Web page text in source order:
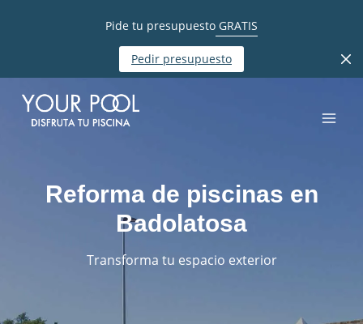
Pide tu presupuesto GRATIS
Pedir presupuesto
Reforma de piscinas en
Badolatosa
Transforma tu espacio exterior